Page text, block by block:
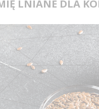
LNIANE DLA